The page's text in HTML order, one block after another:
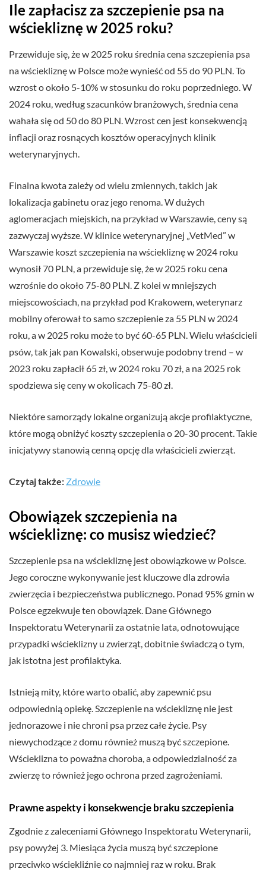
Ile zapłacisz za szczepienie psa na
wściekliznę w 2025 roku?
Przewiduje się, że w 2025 roku średnia cena szczepienia psa
na wściekliznę w Polsce może wynieść od 55 do 90 PLN. To
wzrost o około 5-10% w stosunku do roku poprzedniego. W
2024 roku, według szacunków branżowych, średnia cena
wahała się od 50 do 80 PLN. Wzrost cen jest konsekwencją
inflacji oraz rosnących kosztów operacyjnych klinik
weterynaryjnych.
Finalna kwota zależy od wielu zmiennych, takich jak
lokalizacja gabinetu oraz jego renoma. W dużych
aglomeracjach miejskich, na przykład w Warszawie, ceny są
zazwyczaj wyższe. W klinice weterynaryjnej „VetMed” w
Warszawie koszt szczepienia na wściekliznę w 2024 roku
wynosił 70 PLN, a przewiduje się, że w 2025 roku cena
wzrośnie do około 75-80 PLN. Z kolei w mniejszych
miejscowościach, na przykład pod Krakowem, weterynarz
mobilny oferował to samo szczepienie za 55 PLN w 2024
roku, a w 2025 roku może to być 60-65 PLN. Wielu właścicieli
psów, tak jak pan Kowalski, obserwuje podobny trend – w
2023 roku zapłacił 65 zł, w 2024 roku 70 zł, a na 2025 rok
spodziewa się ceny w okolicach 75-80 zł.
Niektóre samorządy lokalne organizują akcje profilaktyczne,
które mogą obniżyć koszty szczepienia o 20-30 procent. Takie
inicjatywy stanowią cenną opcję dla właścicieli zwierząt.
Czytaj także: Zdrowie
Obowiązek szczepienia na
wściekliznę: co musisz wiedzieć?
Szczepienie psa na wściekliznę jest obowiązkowe w Polsce.
Jego coroczne wykonywanie jest kluczowe dla zdrowia
zwierzęcia i bezpieczeństwa publicznego. Ponad 95% gmin w
Polsce egzekwuje ten obowiązek. Dane Głównego
Inspektoratu Weterynarii za ostatnie lata, odnotowujące
przypadki wścieklizny u zwierząt, dobitnie świadczą o tym,
jak istotna jest profilaktyka.
Istnieją mity, które warto obalić, aby zapewnić psu
odpowiednią opiekę. Szczepienie na wściekliznę nie jest
jednorazowe i nie chroni psa przez całe życie. Psy
niewychodzące z domu również muszą być szczepione.
Wścieklizna to poważna choroba, a odpowiedzialność za
zwierzę to również jego ochrona przed zagrożeniami.
Prawne aspekty i konsekwencje braku szczepienia
Zgodnie z zaleceniami Głównego Inspektoratu Weterynarii,
psy powyżej 3. Miesiąca życia muszą być szczepione
przeciwko wściekliźnie co najmniej raz w roku. Brak